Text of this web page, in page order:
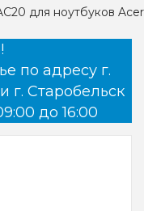
для ноутбуков
по адресу г.
г. Старобельск
до 16:00